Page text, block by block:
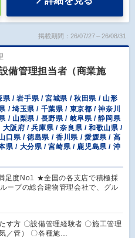
掲載期間：26/07/27～26/08/31
備管理担当者（商業施
県 / 岩手県 / 宮城県 / 秋田県 / 山形
/ 埼玉県 / 千葉県 / 東京都 / 神奈川
/ 山梨県 / 長野県 / 岐阜県 / 静岡県
阪府 / 兵庫県 / 奈良県 / 和歌山県 /
口県 / 徳島県 / 香川県 / 愛媛県 / 高
県 / 大分県 / 宮崎県 / 鹿児島県 / 沖
足度No1 ★全国の各支店で積極採
ープの総合建物管理会社で、グル
す方 〇設備管理経験者 〇施工管理
／管） 〇各種施…